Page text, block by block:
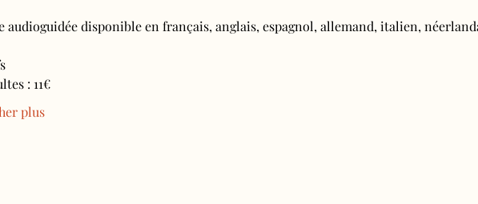
audioguidée disponible en français, anglais, espagnol, allemand, italien,
: 11€
plus